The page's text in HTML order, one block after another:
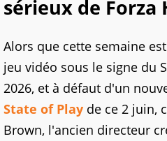
sérieux de Forza
Alors que cette semaine
jeu vidéo sous le signe du
2026, et à défaut d'un
State of Play de ce 2 juin,
Brown, l'ancien directeur